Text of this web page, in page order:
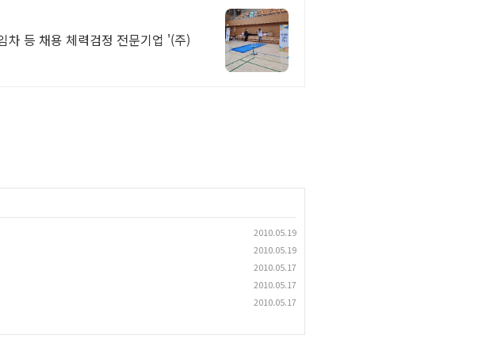
차 등 채용 체력검정 전문기업 '(주)
2010.05.19
2010.05.19
2010.05.17
2010.05.17
2010.05.17